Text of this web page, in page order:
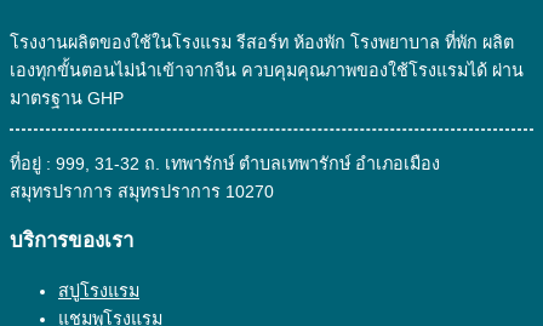
โรงงานผลิตของใช้ในโรงแรม รีสอร์ท ห้องพัก โรงพยาบาล ที่พัก ผลิต
เองทุกขั้นตอนไม่นำเข้าจากจีน ควบคุมคุณภาพของใช้โรงแรมได้ ผ่าน
มาตรฐาน GHP
ที่อยู่ : 999, 31-32 ถ. เทพารักษ์ ตำบลเทพารักษ์ อำเภอเมือง
สมุทรปราการ สมุทรปราการ 10270
บริการของเรา
สบู่โรงแรม
แชมพูโรงแรม